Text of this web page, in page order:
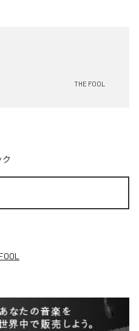
THE FOOL